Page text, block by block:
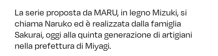
La serie proposta da MARU, in legno Mizuki, si
chiama Naruko ed è realizzata dalla famiglia
Sakurai, oggi alla quinta generazione di artigiani
nella prefettura di Miyagi.